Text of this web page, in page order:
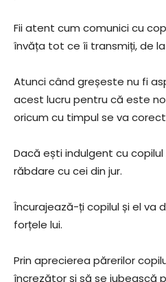
Fii atent cum comunici cu
învăța tot ce îi transmiți, de
Atunci când greșeste nu fi
acest lucru pentru că este
oricum cu timpul se va
Dacă ești indulgent cu
răbdare cu cei din jur.
Încurajează-ți copilul și el va
forțele lui.
Prin aprecierea părerilor
încrezător și să se iubească